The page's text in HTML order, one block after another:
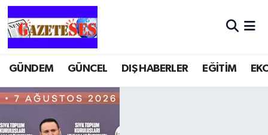
GÜNDEM GÜNCEL DIŞ HABERLER EĞİTİM